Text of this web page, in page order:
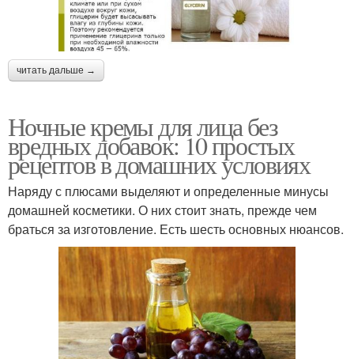
читать дальше →
Ночные кремы для лица без
вредных добавок: 10 простых
рецептов в домашних условиях
Наряду с плюсами выделяют и определенные минусы
домашней косметики. О них стоит знать, прежде чем
браться за изготовление. Есть шесть основных нюансов.